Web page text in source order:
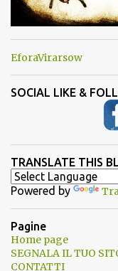
EforaVirarsow
SOCIAL LIKE &
TRANSLATE THIS
Powered by
Pagine
Home page
SEGNALA IL TUO
CONTATTI